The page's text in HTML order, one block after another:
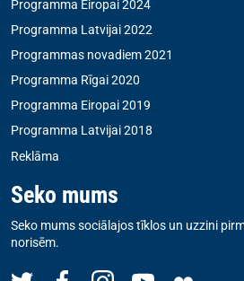
Programma Eiropai 2024
Programma Latvijai 2022
Programmas novadiem 2021
Programma Rīgai 2020
Programma Eiropai 2019
Programma Latvijai 2018
Reklāma
Seko mums
Seko mums sociālajos tīklos un uzzini
norisēm.